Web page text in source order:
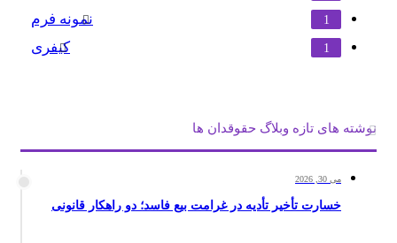
نمونه فرم 1
کیفری 1
نوشته های تازه وبلاگ حقوقدان ها
می 30, 2026
خسارت تأخیر تأدیه در غرامت بیع فاسد؛ دو راهکار قانونی